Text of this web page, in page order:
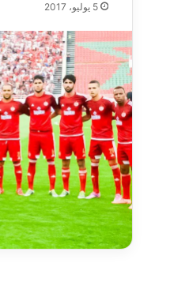
5 يوليو، 2017